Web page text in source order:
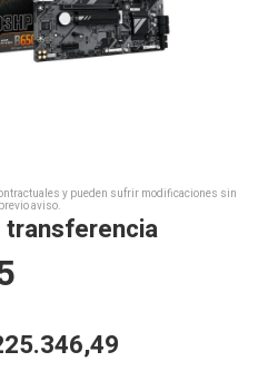
y pueden sufrir modificaciones sin
previo aviso.